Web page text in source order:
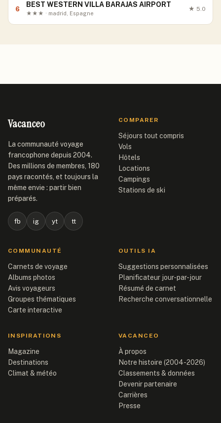
6
BEST WESTERN VILLA BARAJAS AIRPORT
★★★ · madrid, Espagne
★ 5.0
Vacanceo
La communauté voyage
francophone depuis 2004.
Des millions de membres, 180
pays racontés, et toujours la
même envie : partir bien
préparés.
fb ig yt tt
COMPARER
Séjours tout compris
Vols
Hôtels
Locations
Campings
Stations de ski
COMMUNAUTÉ
Carnets de voyage
Albums photos
Avis voyageurs
Groupes thématiques
Carte interactive
OUTILS IA
Suggestions personnalisées
Planificateur jour-par-jour
Résumé de carnet
Recherche conversationnelle
INSPIRATIONS
Magazine
Destinations
Climat & météo
VACANCEO
À propos
Notre histoire (2004-2026)
Classements & données
Devenir partenaire
Carrières
Presse